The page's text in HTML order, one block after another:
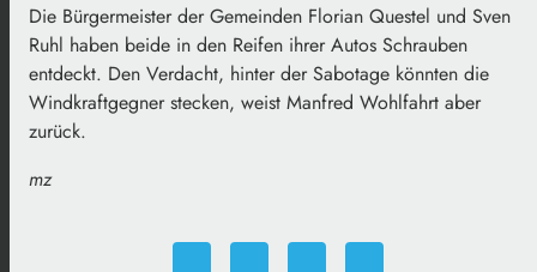
Die Bürgermeister der Gemeinden Florian Questel und Sven
Ruhl haben beide in den Reifen ihrer Autos Schrauben
entdeckt. Den Verdacht, hinter der Sabotage könnten die
Windkraftgegner stecken, weist Manfred Wohlfahrt aber
zurück.
mz